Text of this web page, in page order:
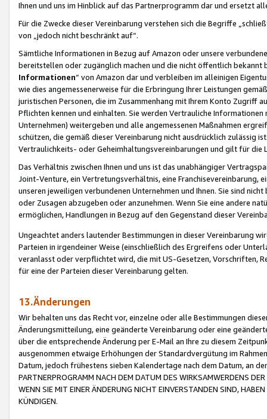
Ihnen und uns im Hinblick auf das Partnerprogramm dar und ersetzt
Für die Zwecke dieser Vereinbarung verstehen sich die Begriffe
von „jedoch nicht beschränkt auf“.
Sämtliche Informationen in Bezug auf Amazon oder unsere
bereitstellen oder zugänglich machen und die nicht öffentlich
Informationen“ von Amazon dar und verbleiben im alleinigen
wie dies angemessenerweise für die Erbringung Ihrer Leistungen
juristischen Personen, die im Zusammenhang mit Ihrem Konto
Pflichten kennen und einhalten. Sie werden Vertrauliche
Unternehmen) weitergeben und alle angemessenen Maßnahmen
schützen, die gemäß dieser Vereinbarung nicht ausdrücklich zulässig
Vertraulichkeits- oder Geheimhaltungsvereinbarungen und gilt für die
Das Verhältnis zwischen Ihnen und uns ist das unabhängiger
Joint-Venture, ein Vertretungsverhältnis, eine Franchisevereinbarung,
unseren jeweiligen verbundenen Unternehmen und Ihnen. Sie sind
oder Zusagen abzugeben oder anzunehmen. Wenn Sie eine andere
ermöglichen, Handlungen in Bezug auf den Gegenstand dieser
Ungeachtet anders lautender Bestimmungen in dieser Vereinbarung
Parteien in irgendeiner Weise (einschließlich des Ergreifens oder
veranlasst oder verpflichtet wird, die mit US-Gesetzen, Vorschriften,
für eine der Parteien dieser Vereinbarung gelten.
13.Änderungen
Wir behalten uns das Recht vor, einzelne oder alle Bestimmungen
Änderungsmitteilung, eine geänderte Vereinbarung oder eine
über die entsprechende Änderung per E-Mail an Ihre zu diesem
ausgenommen etwaige Erhöhungen der Standardvergütung im
Datum, jedoch frühestens sieben Kalendertage nach dem Datum, an
PARTNERPROGRAMM NACH DEM DATUM DES WIRKSAMWERDENS
WENN SIE MIT EINER ÄNDERUNG NICHT EINVERSTANDEN SIND,
KÜNDIGEN.